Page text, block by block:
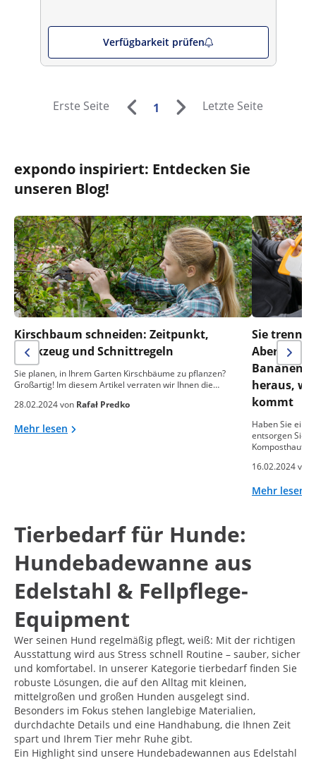
Verfügbarkeit prüfen
Erste Seite 1 Letzte Seite
expondo inspiriert: Entdecken Sie
unseren Blog!
Kirschbaum schneiden: Zeitpunkt,
Werkzeug und Schnittregeln
Sie planen, in Ihrem Garten Kirschbäume zu pflanzen?
Großartig! Im diesem Artikel verraten wir Ihnen die…
28.02.2024 von Rafał Predko
Mehr lesen
Sie
Aber was
heraus,
kommt
Haben Sie
entsorgen Sie
16.02.2024 von
Mehr lesen
Tierbedarf für Hunde:
Hundebadewanne aus
Edelstahl & Fellpflege-
Equipment
Wer seinen Hund regelmäßig pflegt, weiß: Mit der richtigen
Ausstattung wird aus Stress schnell Routine – sauber, sicher
und komfortabel. In unserer Kategorie tierbedarf finden Sie
robuste Lösungen, die auf den Alltag mit kleinen,
mittelgroßen und großen Hunden ausgelegt sind.
Besonders im Fokus stehen langlebige Materialien,
durchdachte Details und eine Handhabung, die Ihnen Zeit
spart und Ihrem Tier mehr Ruhe gibt.
Ein Highlight sind unsere Hundebadewannen aus Edelstahl